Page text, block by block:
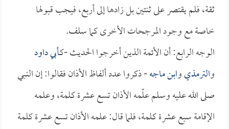
ثقة، فلم يقتصر على ثنتين بل زادها إلى أربع، فيجب قبولها
خاصة مع وجود المرجحات الأخرى كما سلف.
الوجه الرابع: أن الأئمة الذين أخرجوا الحديث -كـأبي داود
والترمذيوابن ماجه- ذكروا عدد ألفاظ الأذان فقالوا: إن النبي
صلى الله عليه وسلم علّمه الأذان تسع عشرة كلمة، وعلمه
الإقامة سبع عشرة كلمة، فلما قال: علمه الأذان تسع عشرة كلمة